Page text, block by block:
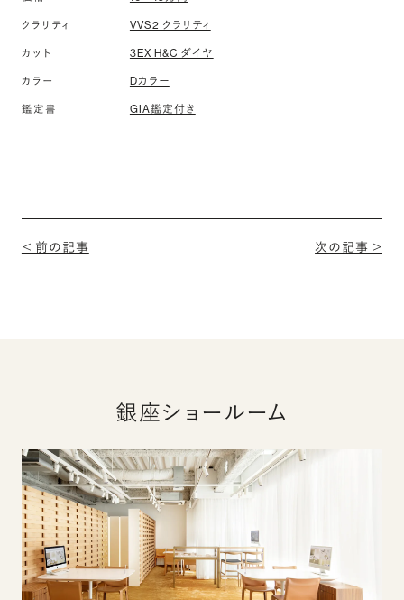
クラリティ VVS2 クラリティ
カット 3EX H&C ダイヤ
カラー Dカラー
鑑定書 GIA鑑定付き
＜ 前の記事 次の記事 ＞
銀座ショールーム